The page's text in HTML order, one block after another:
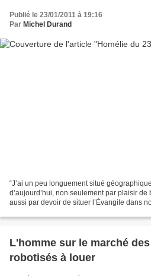
Publié le 23/01/2011 à 19:16
Par Michel Durand
“J’ai un peu longuement situé
d’aujourd’hui, non seulement par plaisir
aussi par devoir de situer l’Évangile dans
L'homme sur le marché
robotisés à louer